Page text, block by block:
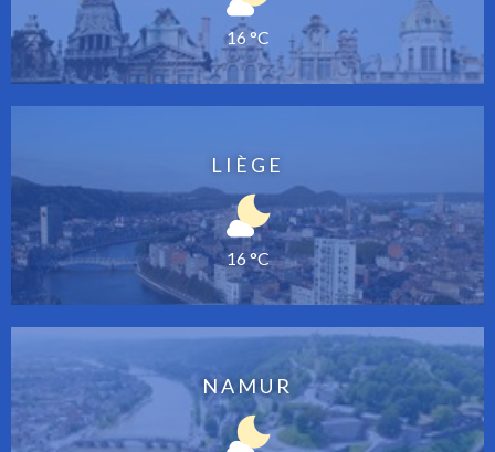
16 °C
LIÈGE
16 °C
NAMUR